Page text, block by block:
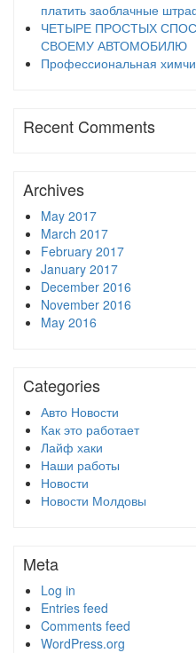
платить заоблачные
ЧЕТЫРЕ ПРОСТЫХ
СВОЕМУ АВТОМОБИЛЮ
Профессиональная
Recent Comments
Archives
May 2017
March 2017
February 2017
January 2017
December 2016
November 2016
May 2016
Categories
Авто Новости
Как это работает
Лайф хаки
Наши работы
Новости
Новости Молдовы
Meta
Log in
Entries feed
Comments feed
WordPress.org